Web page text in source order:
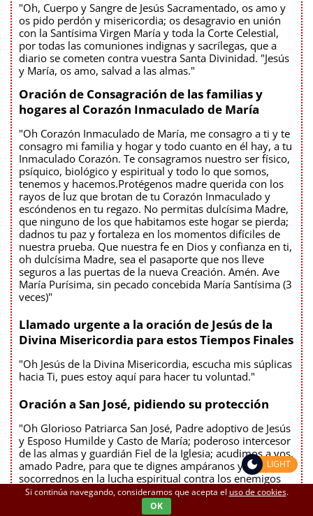
"Oh, Cuerpo y Sangre de Jesús Sacramentado, os amo y
os pido perdón y misericordia; os desagravio en unión
con la Santísima Virgen María y toda la Corte Celestial,
por todas las comuniones indignas y sacrílegas, que a
diario se cometen contra vuestra Santa Divinidad. "Jesús
y María, os amo, salvad a las almas."
Oración de Consagración de las familias y
hogares al Corazón Inmaculado de María
"Oh Corazón Inmaculado de María, me consagro a ti y te
consagro mi familia y hogar y todo cuanto en él hay, a tu
Inmaculado Corazón. Te consagramos nuestro ser físico,
psíquico, biológico y espiritual y todo lo que somos,
tenemos y hacemos.Protégenos madre querida con los
rayos de luz que brotan de tu Corazón Inmaculado y
escóndenos en tu regazo. No permitas dulcísima Madre,
que ninguno de los que habitamos este hogar se pierda;
dadnos tu paz y fortaleza en los momentos difíciles de
nuestra prueba. Que nuestra fe en Dios y confianza en ti,
oh dulcísima Madre, sea el pasaporte que nos lleve
seguros a las puertas de la nueva Creación. Amén. Ave
María Purísima, sin pecado concebida María Santísima (3
veces)"
Llamado urgente a la oración de Jesús de la
Divina Misericordia para estos Tiempos Finales
"Oh Jesús de la Divina Misericordia, escucha mis súplicas
hacia Ti, pues estoy aquí para hacer tu voluntad."
Oración a San José, pidiendo su protección
"Oh Glorioso Patriarca San José, Padre adoptivo de Jesús
y Esposo Humilde y Casto de María; poderoso intercesor
de las almas y guardián Fiel de la Iglesia; acudimos a vos,
amado Padre, para que te dignes ampáranos y
socorrednos en la lucha espiritual contra los enemigos
de nuestra alma. Ven en nuestro auxilio y por tu
humildad y pureza, líbranos de todo mal. San José terror
Si continúa navegando, consideramos que acepta el uso de cookies.
OK
LIGHT